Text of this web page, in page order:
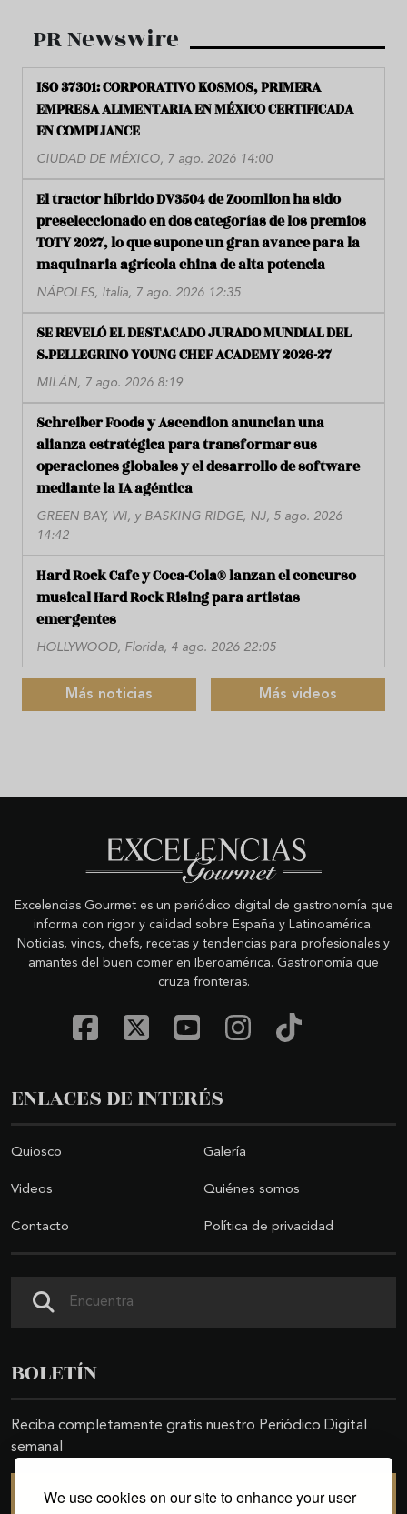
We use cookies on our site to enhance your user
PR Newswire
ISO 37301: CORPORATIVO KOSMOS, PRIMERA
EMPRESA ALIMENTARIA EN MÉXICO CERTIFICADA
EN COMPLIANCE
CIUDAD DE MÉXICO, 7 ago. 2026 14:00
El tractor híbrido DV3504 de Zoomlion ha sido
preseleccionado en dos categorías de los premios
TOTY 2027, lo que supone un gran avance para la
maquinaria agrícola china de alta potencia
NÁPOLES, Italia, 7 ago. 2026 12:35
SE REVELÓ EL DESTACADO JURADO MUNDIAL DEL
S.PELLEGRINO YOUNG CHEF ACADEMY 2026-27
MILÁN, 7 ago. 2026 8:19
Schreiber Foods y Ascendion anuncian una
alianza estratégica para transformar sus
operaciones globales y el desarrollo de software
mediante la IA agéntica
GREEN BAY, WI, y BASKING RIDGE, NJ, 5 ago. 2026
14:42
Hard Rock Cafe y Coca-Cola® lanzan el concurso
musical Hard Rock Rising para artistas
emergentes
HOLLYWOOD, Florida, 4 ago. 2026 22:05
Más noticias Más videos
Excelencias Gourmet es un periódico digital de gastronomía que
informa con rigor y calidad sobre España y Latinoamérica.
Noticias, vinos, chefs, recetas y tendencias para profesionales y
amantes del buen comer en Iberoamérica. Gastronomía que
cruza fronteras.
ENLACES DE INTERÉS
Quiosco Galería
Videos Quiénes somos
Contacto Política de privacidad
BOLETÍN
Reciba completamente gratis nuestro Periódico Digital
semanal
SUSCRIBIRSE